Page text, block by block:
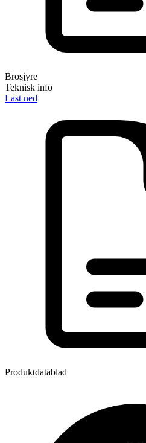
Brosjyre
Teknisk info
Last ned
Produktdatablad